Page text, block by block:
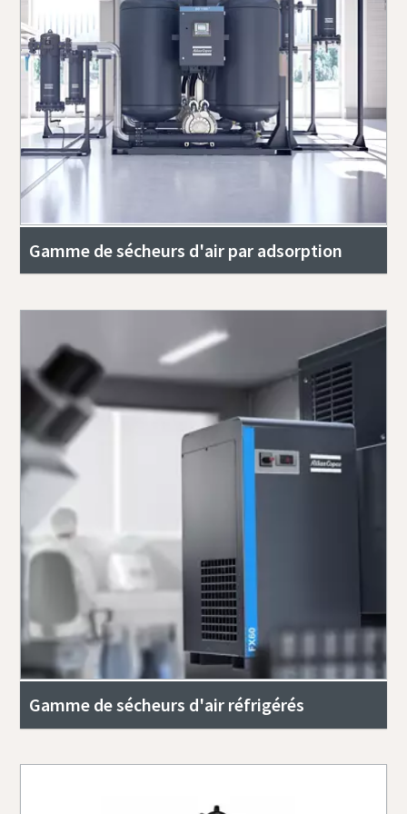
Gamme de sécheurs d'air par adsorption
Gamme de sécheurs d'air réfrigérés